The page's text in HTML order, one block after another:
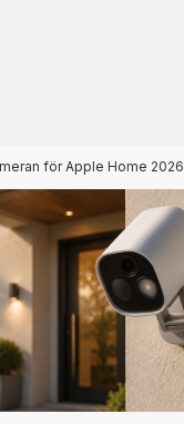
för Apple Home 2026